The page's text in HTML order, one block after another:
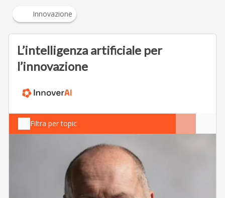
Innovazione
L’intelligenza artificiale per
l’innovazione
Filtra per topic